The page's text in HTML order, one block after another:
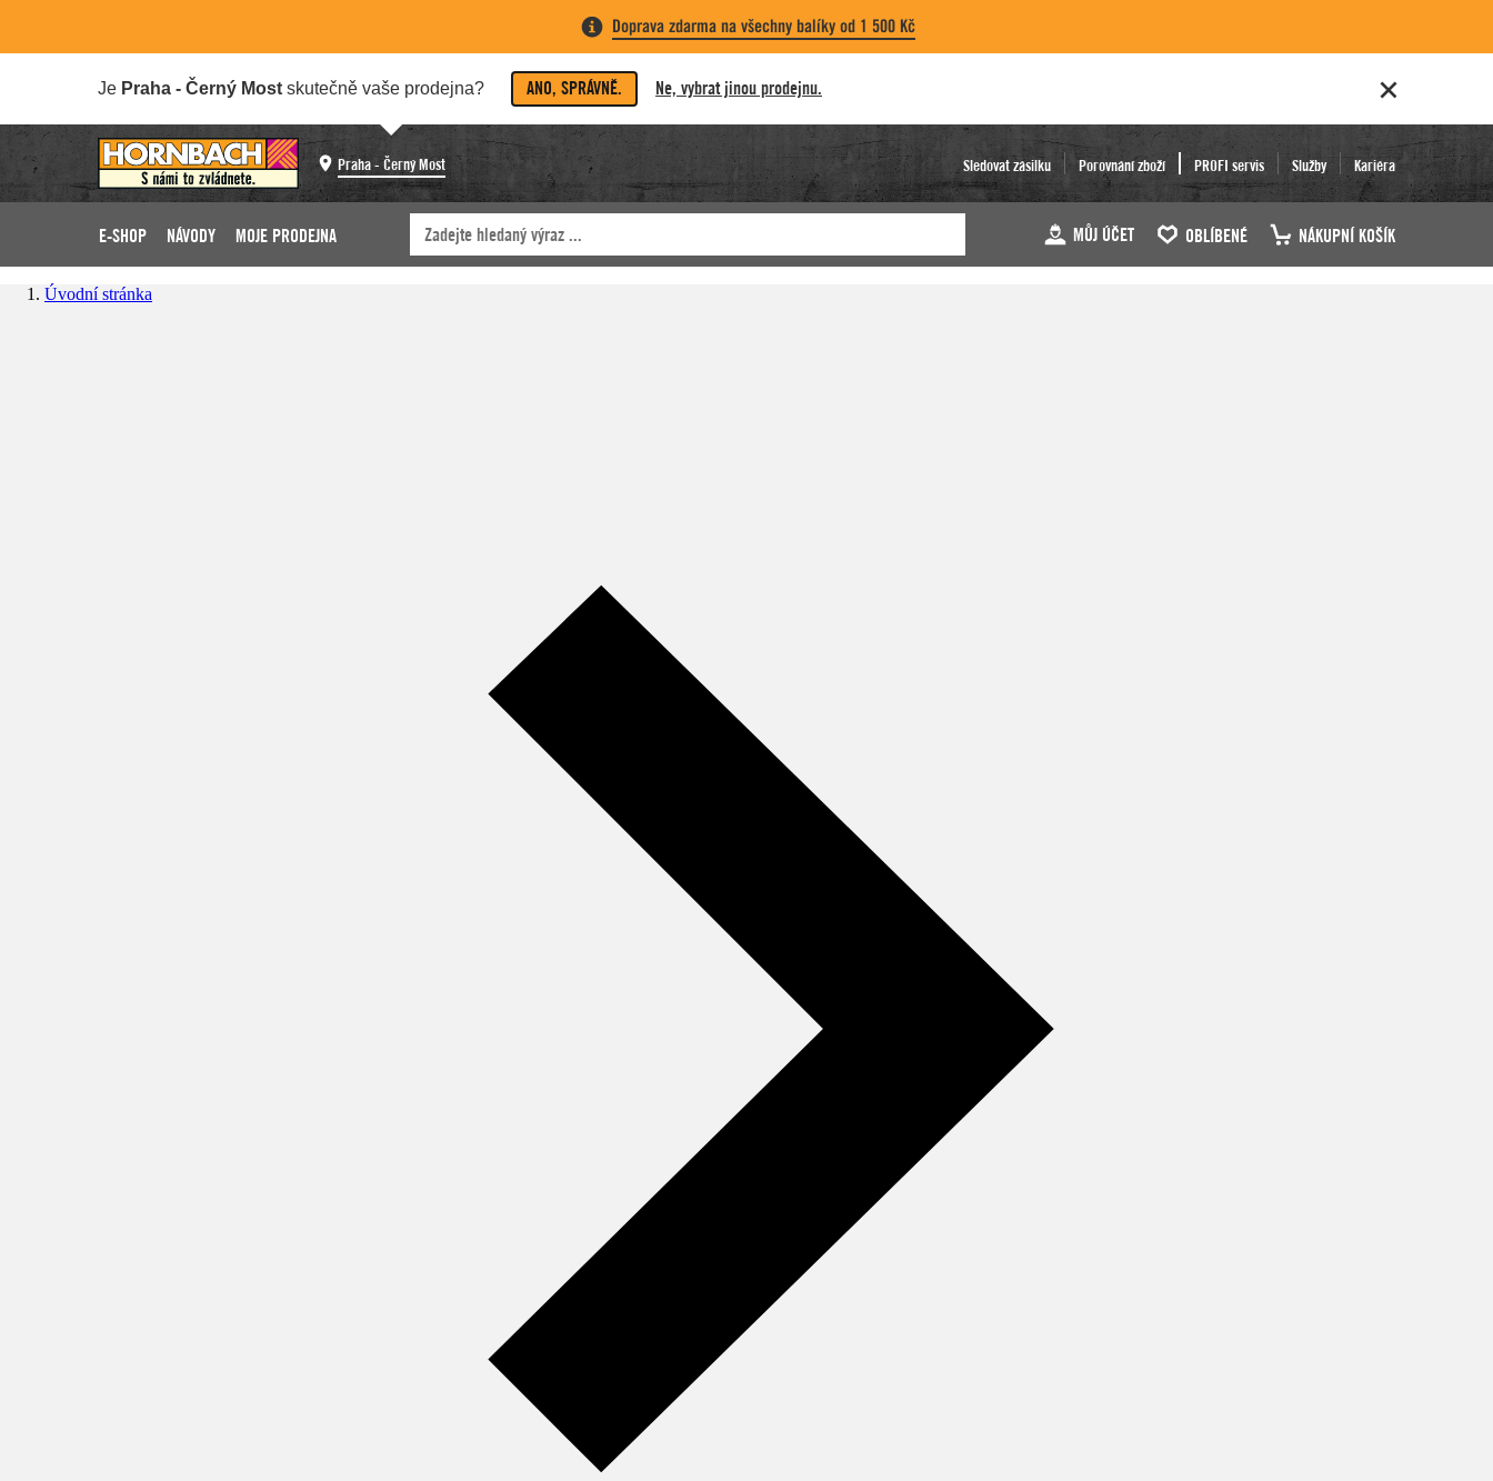
Doprava zdarma na všechny balíky od 1 500 Kč
Je Praha - Černý Most skutečně vaše prodejna? ANO, SPRÁVNĚ. Ne, vybrat jinou prodejnu.
Praha - Černý Most Sledovat zásilku Porovnání zboží PROFI servis Služby Kariéra
E-SHOP NÁVODY MOJE PRODEJNA MŮJ ÚČET OBLÍBENÉ NÁKUPNÍ KOŠÍK
Úvodní stránka